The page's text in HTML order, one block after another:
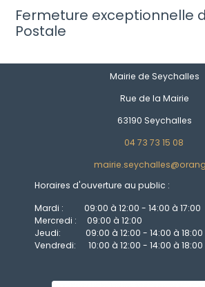
Fermeture exceptionnelle
Postale
Mairie de Seychalles
Rue de la Mairie
63190 Seychalles
04 73 73 15 08
Horaires d'ouverture au public :
Mardi : 09:00 à 12:00 - 14:00 à 17:00
Mercredi : 09:00 à 12:00
Jeudi: 09:00 à 12:00 - 14:00 à 18:00
Vendredi: 10:00 à 12:00 - 14:00 à 18:00